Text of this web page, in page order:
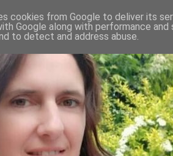
cookies from Google to deliver its
Google along with performance
to detect and address abuse.